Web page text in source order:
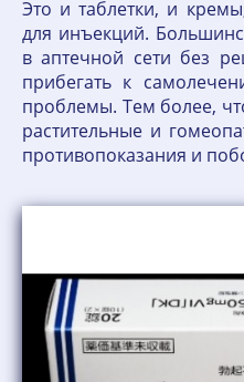
Это и таблетки, и
для инъекций.
в аптечной сети без
прибегать к
проблемы. Тем более,
растительные и
противопоказания и